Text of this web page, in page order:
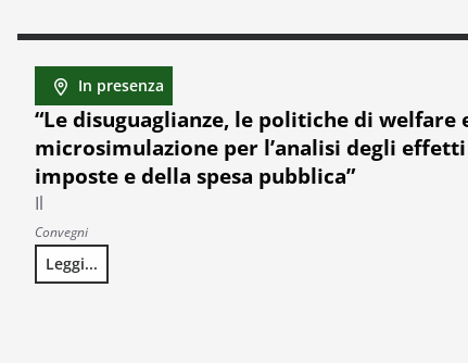
In presenza
“Le disuguaglianze, le politiche di welfare
microsimulazione per l’analisi degli
imposte e della spesa pubblica”
Il
Convegni
Leggi...
“Le disuguaglianze, le politiche di welfare e i modelli di